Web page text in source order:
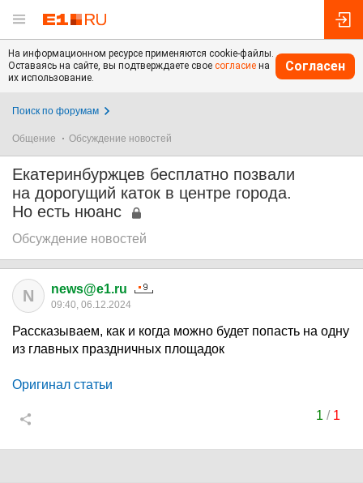
На информационном ресурсе применяются cookie-файлы.
Оставаясь на сайте, вы подтверждаете свое согласие на
их использование.
Согласен
Поиск по форумам
Общение Обсуждение новостей
Екатеринбуржцев бесплатно позвали
на дорогущий каток в центре города.
Но есть нюанс
Обсуждение новостей
N news@e1.ru
09:40, 06.12.2024
Рассказываем, как и когда можно будет попасть на одну
из главных праздничных площадок
Оригинал статьи
1 / 1